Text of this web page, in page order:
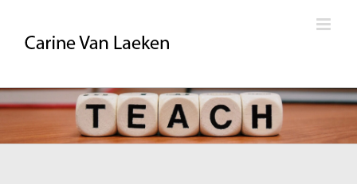
content